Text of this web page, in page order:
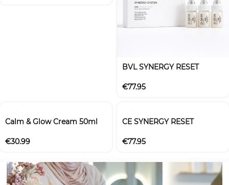
BVL SYNERGY RESET
€77.95
Calm & Glow Cream 50ml
€30.99
CE SYNERGY RESET
€77.95